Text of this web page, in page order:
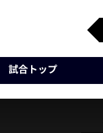
試合トップ